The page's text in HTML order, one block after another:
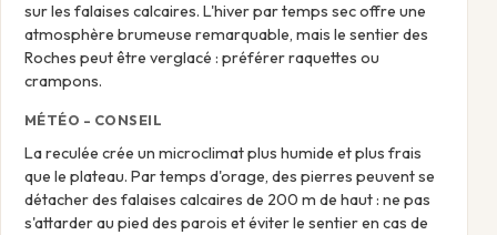
sur les falaises calcaires. L'hiver par temps sec offre une
atmosphère brumeuse remarquable, mais le sentier des
Roches peut être verglacé : préférer raquettes ou
crampons.
MÉTÉO - CONSEIL
La reculée crée un microclimat plus humide et plus frais
que le plateau. Par temps d'orage, des pierres peuvent se
détacher des falaises calcaires de 200 m de haut : ne pas
s'attarder au pied des parois et éviter le sentier en cas de